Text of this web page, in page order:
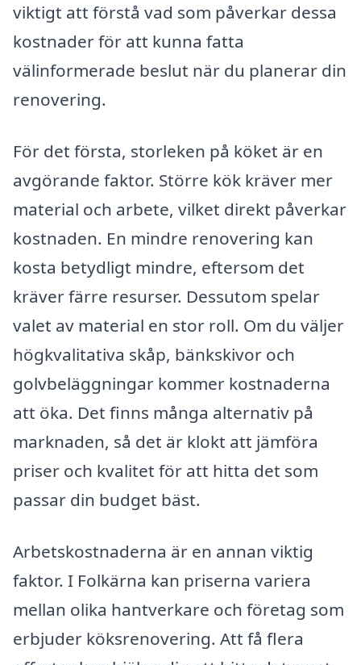
viktigt att förstå vad som påverkar dessa
kostnader för att kunna fatta
välinformerade beslut när du planerar din
renovering.
För det första, storleken på köket är en
avgörande faktor. Större kök kräver mer
material och arbete, vilket direkt påverkar
kostnaden. En mindre renovering kan
kosta betydligt mindre, eftersom det
kräver färre resurser. Dessutom spelar
valet av material en stor roll. Om du väljer
högkvalitativa skåp, bänkskivor och
golvbeläggningar kommer kostnaderna
att öka. Det finns många alternativ på
marknaden, så det är klokt att jämföra
priser och kvalitet för att hitta det som
passar din budget bäst.
Arbetskostnaderna är en annan viktig
faktor. I Folkärna kan priserna variera
mellan olika hantverkare och företag som
erbjuder köksrenovering. Att få flera